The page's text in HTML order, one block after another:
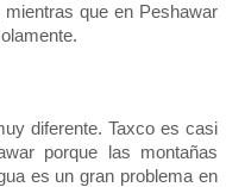
que en Peshawar
diferente. Taxco es casi
porque las montañas
es un gran problema en